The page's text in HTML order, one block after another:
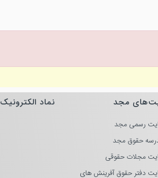
مجد
رسمی مجد
حقوق مجد
مجلات حقوقی
دفتر حقوق آفرینش های
نماد الکترونیک